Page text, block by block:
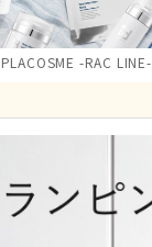
-RAC LINE-